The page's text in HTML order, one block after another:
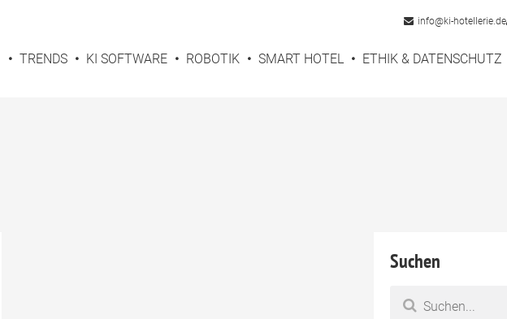
info@ki-hotellerie.de
TRENDS KI SOFTWARE ROBOTIK SMART HOTEL ETHIK & DATENSCHUTZ
Suchen